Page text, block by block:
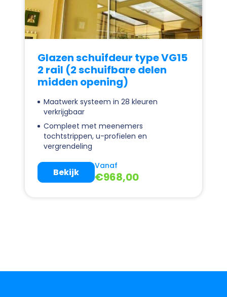
Glazen schuifdeur type VG15
2 rail (2 schuifbare delen
midden opening)
Maatwerk systeem in 28 kleuren
verkrijgbaar
Compleet met meenemers
tochtstrippen, u-profielen en
vergrendeling
Vanaf
€968,00
Bekijk